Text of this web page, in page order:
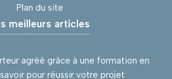
Plan du site
meilleurs articles
agréé grâce à une formation en
pour réussir votre projet